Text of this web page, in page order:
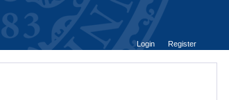
Login
Register